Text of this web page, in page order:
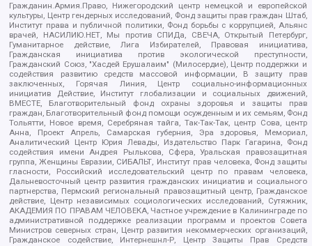
Гражданин.Армия.Право, Нижегородский центр немецкой и европейской
культуры, Центр гендерных исследований, Фонд защиты прав граждан Штаб,
Институт права и публичной политики, Фонд борьбы с коррупцией, Альянс
врачей, НАСИЛИЮ.НЕТ, Мы против СПИДа, СВЕЧА, Открытый Петербург,
Гуманитарное действие, Лига Избирателей, Правовая инициатива,
Гражданская инициатива против экологической преступности,
Гражданский Союз, "Хасдей Ерушалаим" (Милосердие), Центр поддержки и
содействия развитию средств массовой информации, В защиту прав
заключенных, Горячая Линия, Центр социально-информационных
инициатив Действие, Институт глобализации и социальных движений,
ВМЕСТЕ, Благотворительный фонд охраны здоровья и защиты прав
граждан, Благотворительный фонд помощи осужденным и их семьям, Фонд
Тольятти, Новое время, Серебряная тайга, Так-Так-Так, центр Сова, центр
Анна, Проект Апрель, Самарская губерния, Эра здоровья, Мемориал,
Аналитический Центр Юрия Левады, Издательство Парк Гагарина, Фонд
содействия имени Андрея Рылькова, Сфера, Уральская правозащитная
группа, Женщины Евразии, СИБАЛЬТ, Институт прав человека, Фонд защиты
гласности, Российский исследовательский центр по правам человека,
Дальневосточный центр развития гражданских инициатив и социального
партнерства, Пермский региональный правозащитный центр, Гражданское
действие, Центр независимых социологических исследований, Сутяжник,
АКАДЕМИЯ ПО ПРАВАМ ЧЕЛОВЕКА, Частное учреждение в Калининграде по
административной поддержке реализации программ и проектов Совета
Министров северных стран, Центр развития некоммерческих организаций,
Гражданское содействие, Интернешнл-Р, Центр Защиты Прав Средств